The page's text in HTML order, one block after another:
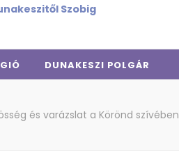
Szobig
DUNAKESZI POLGÁR
és varázslat a Körönd szívében